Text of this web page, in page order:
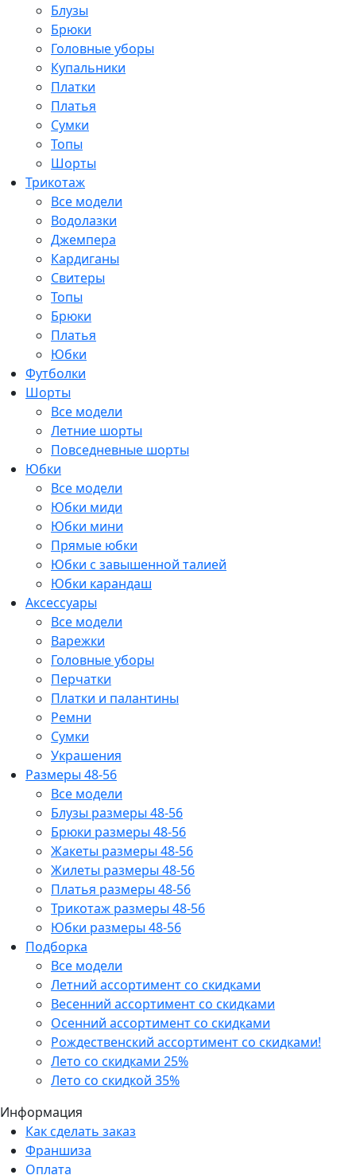
Блузы
Брюки
Головные уборы
Купальники
Платки
Платья
Сумки
Топы
Шорты
Трикотаж
Все модели
Водолазки
Джемпера
Кардиганы
Свитеры
Топы
Брюки
Платья
Юбки
Футболки
Шорты
Все модели
Летние шорты
Повседневные шорты
Юбки
Все модели
Юбки миди
Юбки мини
Прямые юбки
Юбки с завышенной талией
Юбки карандаш
Аксессуары
Все модели
Варежки
Головные уборы
Перчатки
Платки и палантины
Ремни
Сумки
Украшения
Размеры 48-56
Все модели
Блузы размеры 48-56
Брюки размеры 48-56
Жакеты размеры 48-56
Жилеты размеры 48-56
Платья размеры 48-56
Трикотаж размеры 48-56
Юбки размеры 48-56
Подборка
Все модели
Летний ассортимент со скидками
Весенний ассортимент со скидками
Осенний ассортимент со скидками
Рождественский ассортимент со скидками!
Лето со скидками 25%
Лето со скидкой 35%
Информация
Как сделать заказ
Франшиза
Оплата